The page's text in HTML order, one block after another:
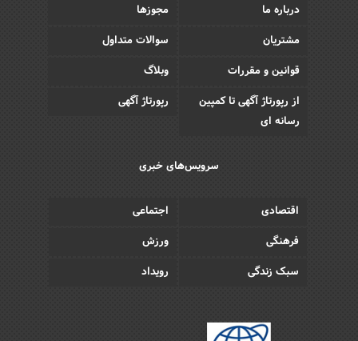
درباره ما
مجوزها
مشتریان
سوالات متداول
قوانین و مقررات
وبلاگ
از رپورتاژ آگهی تا کمپین
رسانه ای
رپورتاژ آگهی
سرویس‌های خبری
اقتصادی
اجتماعی
فرهنگی
ورزش
سبک زندگی
رویداد